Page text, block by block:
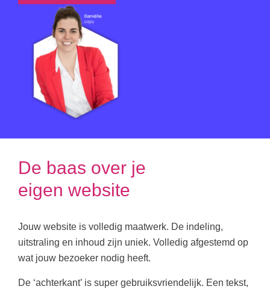
De baas over je
eigen website
Jouw website is volledig maatwerk. De indeling,
uitstraling en inhoud zijn uniek. Volledig afgestemd op
wat jouw bezoeker nodig heeft.
De ‘achterkant’ is super gebruiksvriendelijk. Een tekst,